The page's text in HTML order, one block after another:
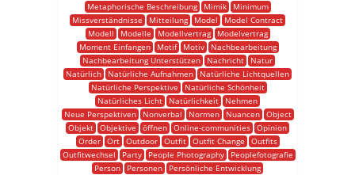
Metaphorische Beschreibung
Mimik
Minimum
Missverständnisse
Mitteilung Model
Model Contract
Modell
Modelle Modellvertrag
Modelvertrag
Moment Einfangen
Motif Motiv
Nachbearbeitung
Nachbearbeitung Unterstützen
Nachricht
Natur
Natürlich
Natürliche Aufnahmen
Natürliche Lichtquellen
Natürliche Perspektive
Natürliche Schönheit
Natürliches Licht
Natürlichkeit
Nehmen
Neue Perspektiven
Nonverbal Normen Nuancen
Object
Objekt Objektive öffnen Online-communities Opinion
Order
Ort Outdoor Outfit Outfit Change
Outfits
Outfitwechsel
Party People Photography
Peoplefotografie
Person
Personen
Persönliche Entwicklung